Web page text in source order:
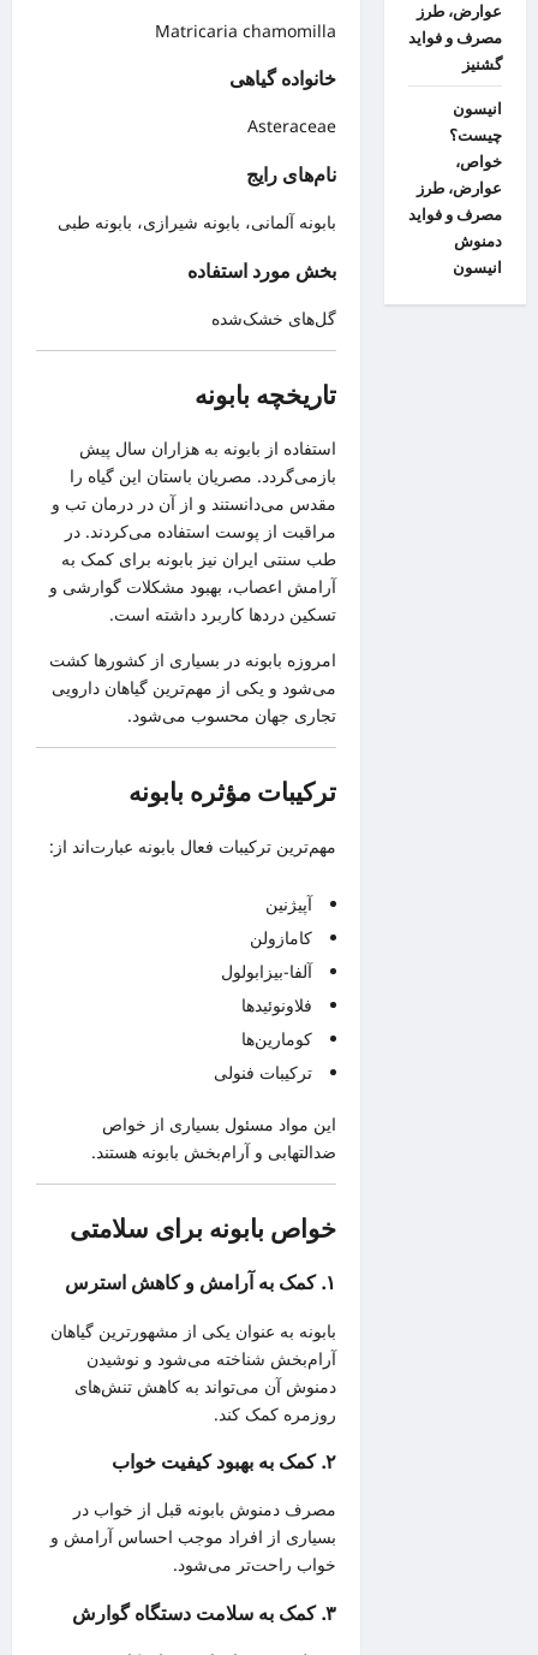
Matricaria chamomilla
خانواده گیاهی
Asteraceae
نام‌های رایج
بابونه آلمانی، بابونه شیرازی، بابونه طبی
بخش مورد استفاده
گل‌های خشک‌شده
تاریخچه بابونه
استفاده از بابونه به هزاران سال پیش
بازمی‌گردد. مصریان باستان این گیاه را
مقدس می‌دانستند و از آن در درمان تب و
مراقبت از پوست استفاده می‌کردند. در
طب سنتی ایران نیز بابونه برای کمک به
آرامش اعصاب، بهبود مشکلات گوارشی و
تسکین دردها کاربرد داشته است.
امروزه بابونه در بسیاری از کشورها کشت
می‌شود و یکی از مهم‌ترین گیاهان دارویی
تجاری جهان محسوب می‌شود.
ترکیبات مؤثره بابونه
مهم‌ترین ترکیبات فعال بابونه عبارت‌اند از:
آپیژنین
کامازولن
آلفا-بیزابولول
فلاونوئیدها
کومارین‌ها
ترکیبات فنولی
این مواد مسئول بسیاری از خواص
ضدالتهابی و آرام‌بخش بابونه هستند.
خواص بابونه برای سلامتی
۱. کمک به آرامش و کاهش استرس
بابونه به عنوان یکی از مشهورترین گیاهان
آرام‌بخش شناخته می‌شود و نوشیدن
دمنوش آن می‌تواند به کاهش تنش‌های
روزمره کمک کند.
۲. کمک به بهبود کیفیت خواب
مصرف دمنوش بابونه قبل از خواب در
بسیاری از افراد موجب احساس آرامش و
خواب راحت‌تر می‌شود.
۳. کمک به سلامت دستگاه گوارش
عوارض، طرز
مصرف و فواید
گشنیز
انیسون
چیست؟
خواص،
عوارض، طرز
مصرف و فواید
دمنوش
انیسون